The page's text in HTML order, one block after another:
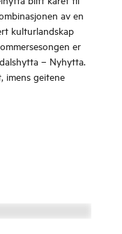
av en
kulturlandskap
er
– Nyhytta.
imens geitene